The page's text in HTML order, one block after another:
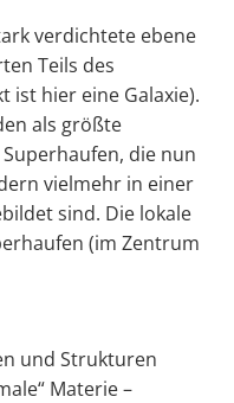
verdichtete ebene
Teils des
ist hier eine Galaxie).
als größte
die nun
vielmehr in einer
sind. Die lokale
(im Zentrum
und Strukturen
Materie –